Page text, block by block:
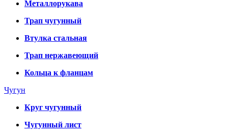
Металлорукава
Трап чугунный
Втулка стальная
Трап нержавеющий
Кольца к фланцам
Чугун
Круг чугунный
Чугунный лист